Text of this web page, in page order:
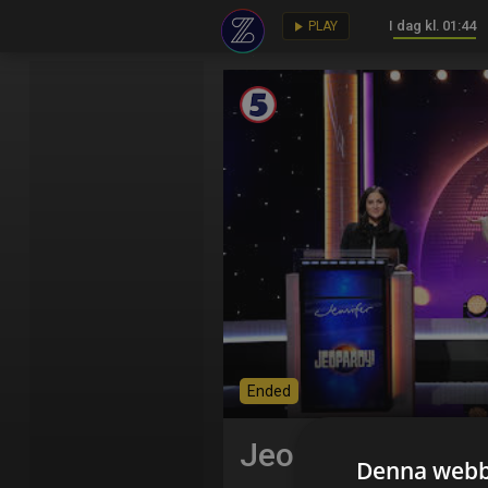
play_arrow PLAY I dag kl. 01:44
Ended
Jeopardy!Denna